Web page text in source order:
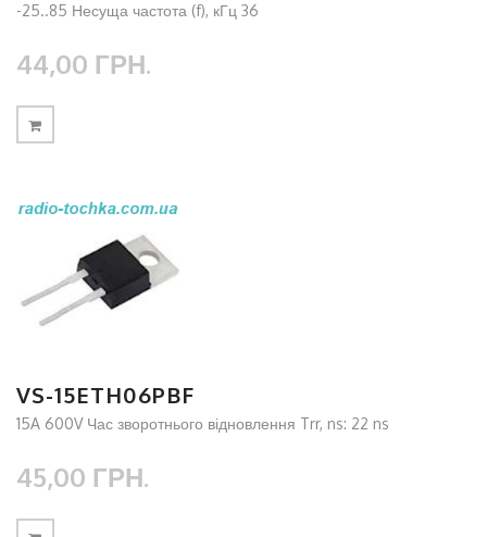
-25..85 Несуща частота (f), кГц 36
44,00 ГРН.
VS-15ETH06PBF
15A 600V Час зворотнього відновлення Trr, ns: 22 ns
45,00 ГРН.